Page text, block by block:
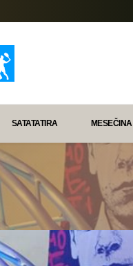
SATATATIRA MESEČINA